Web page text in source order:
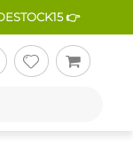
👉